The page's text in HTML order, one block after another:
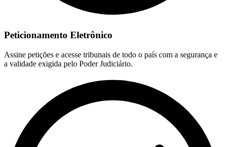
Peticionamento Eletrônico
Assine petições e acesse tribunais de todo o país com a segurança e
a validade exigida pelo Poder Judiciário.